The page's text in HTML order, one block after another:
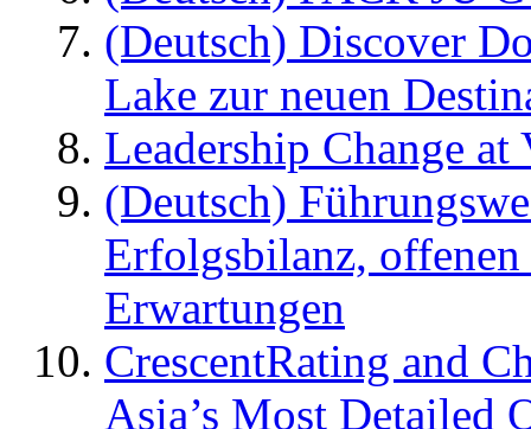
(Deutsch) Discover
Lake zur neuen
Leadership Change
(Deutsch)
Erfolgsbilanz,
Erwartungen
CrescentRating and
Asia’s Most Detailed